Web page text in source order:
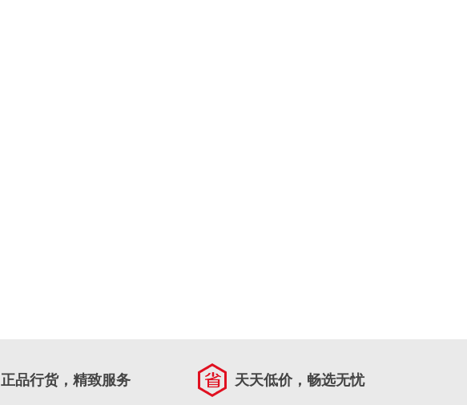
正品行货，精致服务 天天低价，畅选无忧